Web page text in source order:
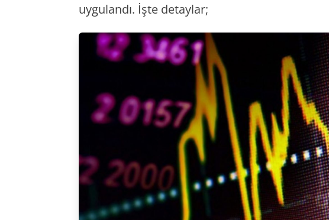
uygulandı. İşte detaylar;